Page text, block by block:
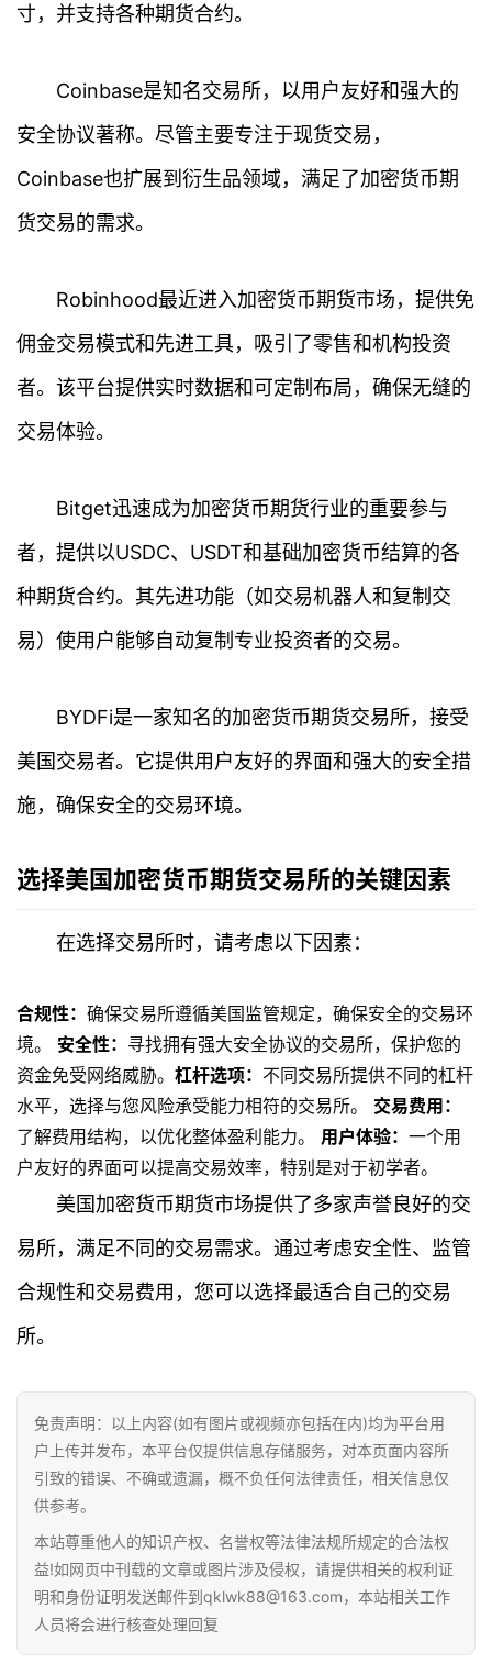
页
情
专
题
寸，并支持各种期货合约。
Coinbase是知名交易所，以用户友好和强大的
安全协议著称。尽管主要专注于现货交易，
Coinbase也扩展到衍生品领域，满足了加密货币期
货交易的需求。
Robinhood最近进入加密货币期货市场，提供免
佣金交易模式和先进工具，吸引了零售和机构投资
者。该平台提供实时数据和可定制布局，确保无缝的
交易体验。
Bitget迅速成为加密货币期货行业的重要参与
者，提供以USDC、USDT和基础加密货币结算的各
种期货合约。其先进功能（如交易机器人和复制交
易）使用户能够自动复制专业投资者的交易。
BYDFi是一家知名的加密货币期货交易所，接受
美国交易者。它提供用户友好的界面和强大的安全措
施，确保安全的交易环境。
选择美国加密货币期货交易所的关键因素
在选择交易所时，请考虑以下因素：
合规性： 确保交易所遵循美国监管规定，确保安全的交易环
境。 安全性： 寻找拥有强大安全协议的交易所，保护您的
资金免受网络威胁。 杠杆选项： 不同交易所提供不同的杠杆
水平，选择与您风险承受能力相符的交易所。 交易费用：
了解费用结构，以优化整体盈利能力。 用户体验： 一个用
户友好的界面可以提高交易效率，特别是对于初学者。
美国加密货币期货市场提供了多家声誉良好的交
易所，满足不同的交易需求。通过考虑安全性、监管
合规性和交易费用，您可以选择最适合自己的交易
所。
免责声明：以上内容(如有图片或视频亦包括在内)均为平台用
户上传并发布，本平台仅提供信息存储服务，对本页面内容所
引致的错误、不确或遗漏，概不负任何法律责任，相关信息仅
供参考。
本站尊重他人的知识产权、名誉权等法律法规所规定的合法权
益!如网页中刊载的文章或图片涉及侵权，请提供相关的权利证
明和身份证明发送邮件到qklwk88@163.com，本站相关工作
人员将会进行核查处理回复